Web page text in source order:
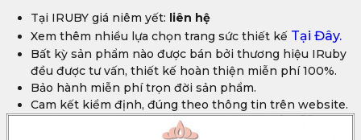
Tại IRUBY giá niêm yết: liên hệ
Xem thêm nhiều lựa chọn trang sức thiết kế Tại Đây.
Bất kỳ sản phẩm nào được bán bởi thương hiệu IRuby
đều được tư vấn, thiết kế hoàn thiện miễn phí 100%.
Bảo hành miễn phí trọn đời sản phẩm.
Cam kết kiểm định, đúng theo thông tin trên website.